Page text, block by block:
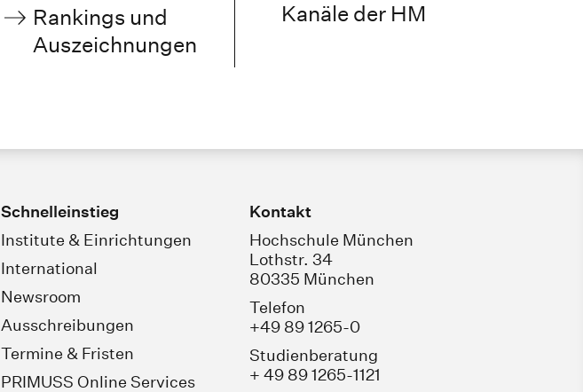
Rankings und
Auszeichnungen
Kanäle der HM
Schnelleinstieg
Institute & Einrichtungen
International
Newsroom
Ausschreibungen
Termine & Fristen
PRIMUSS Online Services
Kontakt
Hochschule München
Lothstr. 34
80335 München
Telefon
+49 89 1265-0
Studienberatung
+ 49 89 1265-1121